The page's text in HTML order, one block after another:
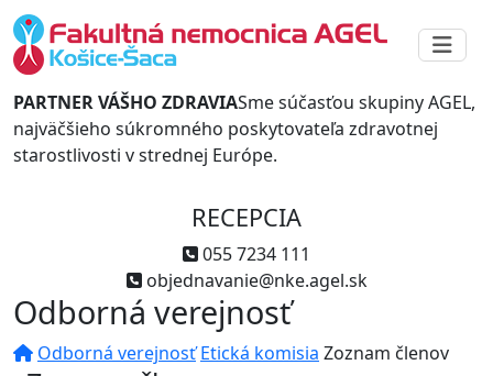
PARTNER VÁŠHO ZDRAVIASme súčasťou skupiny AGEL,
najväčšieho súkromného poskytovateľa zdravotnej
starostlivosti v strednej Európe.
RECEPCIA
055 7234 111
objednavanie@nke.agel.sk
Odborná verejnosť
Odborná verejnosť Etická komisia Zoznam členov